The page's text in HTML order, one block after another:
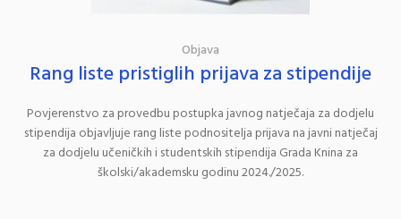
Objava
Rang liste pristiglih prijava za stipendije
Povjerenstvo za provedbu postupka javnog natječaja za dodjelu
stipendija objavljuje rang liste podnositelja prijava na javni natječaj
za dodjelu učeničkih i studentskih stipendija Grada Knina za
školski/akademsku godinu 2024./2025.